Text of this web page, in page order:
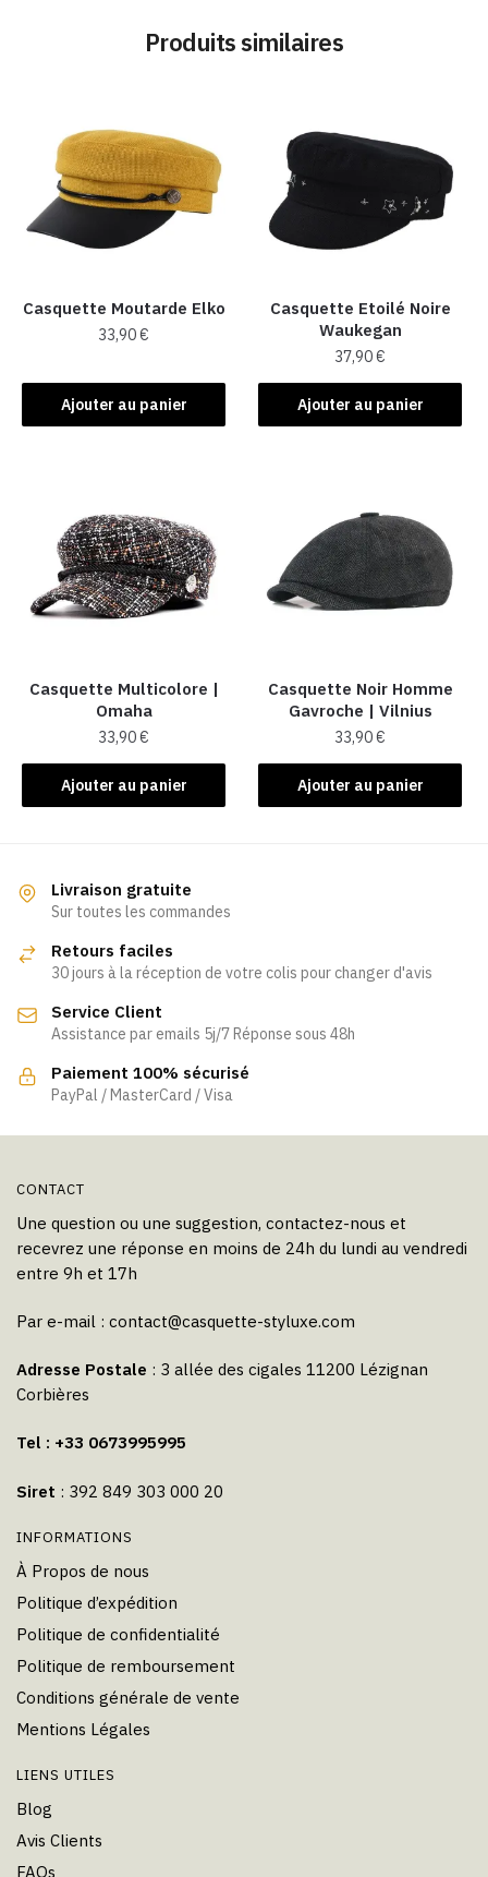
Produits similaires
Casquette Moutarde Elko
33,90€
Ajouter au panier
Casquette Etoilé Noire
Waukegan
37,90€
Ajouter au panier
Casquette Multicolore |
Omaha
33,90€
Ajouter au panier
Casquette Noir Homme
Gavroche | Vilnius
33,90€
Ajouter au panier
Livraison gratuite
Sur toutes les commandes
Retours faciles
30 jours à la réception de votre colis pour changer d'avis
Service Client
Assistance par emails 5j/7 Réponse sous 48h
Paiement 100% sécurisé
PayPal / MasterCard / Visa
CONTACT
Une question ou une suggestion, contactez-nous et
recevrez une réponse en moins de 24h du lundi au vendredi
entre 9h et 17h
Par e-mail : contact@casquette-styluxe.com
Adresse Postale : 3 allée des cigales 11200 Lézignan
Corbières
Tel : +33 0673995995
Siret : 392 849 303 000 20
INFORMATIONS
À Propos de nous
Politique d’expédition
Politique de confidentialité
Politique de remboursement
Conditions générale de vente
Mentions Légales
LIENS UTILES
Blog
Avis Clients
FAQs